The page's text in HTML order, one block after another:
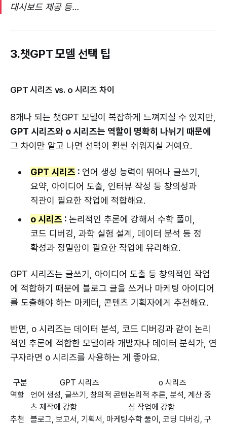
대시보드 제공 등…
3.챗GPT 모델 선택 팁
GPT 시리즈 vs. o 시리즈 차이
8개나 되는 챗GPT 모델이 복잡하게 느껴지실 수 있지만,
GPT 시리즈와 o 시리즈는 역할이 명확히 나뉘기 때문에
그 차이만 알고 나면 선택이 훨씬 쉬워지실 거예요.
GPT 시리즈 : 언어 생성 능력이 뛰어나 글쓰기,
요약, 아이디어 도출, 인터뷰 작성 등 창의성과
직관이 필요한 작업에 적합해요.
o 시리즈 : 논리적인 추론에 강해서 수학 풀이,
코드 디버깅, 과학 실험 설계, 데이터 분석 등 정
확성과 정밀함이 필요한 작업에 유리해요.
GPT 시리즈는 글쓰기, 아이디어 도출 등 창의적인 작업
에 적합하기 때문에 블로그 글을 쓰거나 마케팅 아이디어
를 도출해야 하는 마케터, 콘텐츠 기획자에게 추천해요.
반면, o 시리즈는 데이터 분석, 코드 디버깅과 같이 논리
적인 추론에 적합한 모델이라 개발자나 데이터 분석가, 연
구자라면 o 시리즈를 사용하는 게 좋아요.
구분 GPT 시리즈
o 시리즈
역할
언어 생성, 글쓰기, 창의적 콘텐
츠 제작에 강함
논리적 추론, 분석, 계산 중
심 작업에 강함
추천
블로그, 보고서, 기획서, 마케팅수학 풀이, 코딩 디버깅, 구